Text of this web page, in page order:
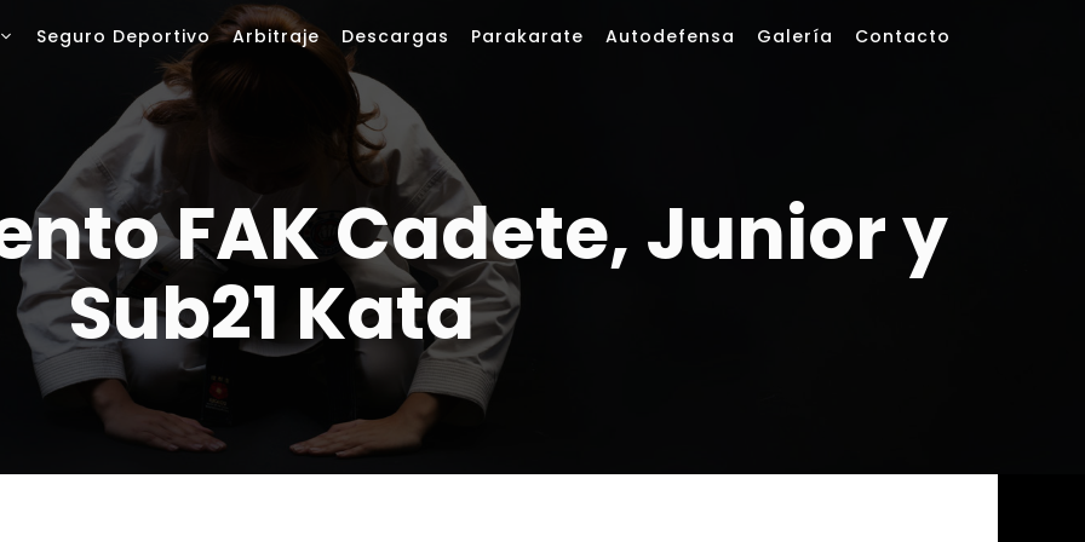
Seguro Deportivo Arbitraje Descargas Parakarate Autodefensa Galería Contacto
FAK Cadete, Junior y
Sub21 Kata